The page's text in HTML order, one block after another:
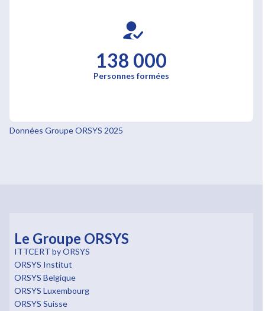
138 000
Personnes formées
Données Groupe ORSYS 2025
Le Groupe ORSYS
ITTCERT by ORSYS
ORSYS Institut
ORSYS Belgique
ORSYS Luxembourg
ORSYS Suisse